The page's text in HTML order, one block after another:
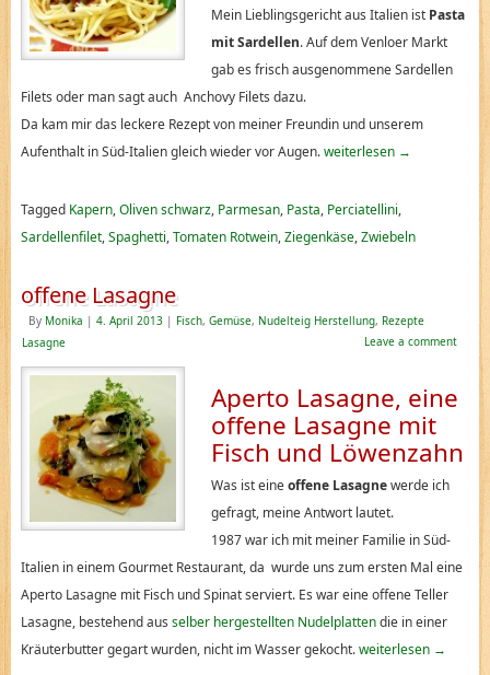
Mein Lieblingsgericht aus Italien ist Pasta
mit Sardellen. Auf dem Venloer Markt
gab es frisch ausgenommene Sardellen
Filets oder man sagt auch Anchovy Filets dazu.
Da kam mir das leckere Rezept von meiner Freundin und unserem
Aufenthalt in Süd-Italien gleich wieder vor Augen.weiterlesen →
Tagged Kapern,Oliven schwarz, Parmesan, Pasta, Perciatellini,
Sardellenfilet,Spaghetti,Tomaten Rotwein,Ziegenkäse,Zwiebeln
offene Lasagne
By Monika | 4. April 2013 | Fisch, Gemüse, Nudelteig Herstellung, Rezepte
Lasagne
Leave a comment
Aperto Lasagne, eine
offene Lasagne mit
Fisch und Löwenzahn
Was ist eineoffene Lasagnewerde ich
gefragt, meine Antwort lautet.
1987 war ich mit meiner Familie in Süd-
Italien in einem Gourmet Restaurant, da wurde uns zum ersten Mal eine
Aperto Lasagne mit Fisch und Spinat serviert. Es war eine offene Teller
Lasagne, bestehend aus selber hergestellten Nudelplattendie in einer
Kräuterbutter gegart wurden, nicht im Wasser gekocht.weiterlesen →